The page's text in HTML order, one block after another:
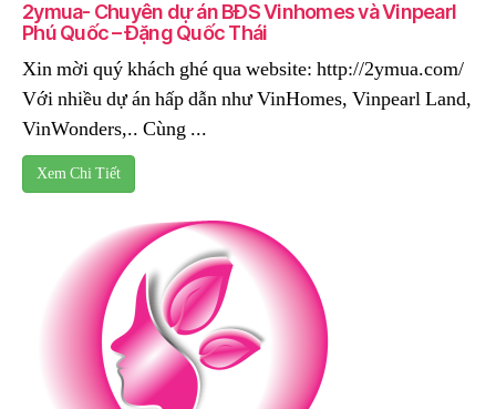
2ymua- Chuyên dự án BĐS Vinhomes và Vinpearl
Phú Quốc – Đặng Quốc Thái
Xin mời quý khách ghé qua website: http://2ymua.com/
Với nhiều dự án hấp dẫn như VinHomes, Vinpearl Land,
VinWonders,.. Cùng ...
Xem Chi Tiết